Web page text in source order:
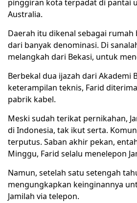
pinggiran kota terpadat di pantai
Australia.
Daerah itu dikenal sebagai rumah
dari banyak denominasi. Di
melangkah dari Bekasi, untuk
Berbekal dua ijazah dari Akademi
keterampilan teknis, Farid
pabrik kabel.
Meski sudah terikat pernikahan,
di Indonesia, tak ikut serta.
terputus. Saban akhir pekan,
Minggu, Farid selalu menelepon
Namun, setelah satu setengah
mengungkapkan keinginannya
Jamilah via telepon.